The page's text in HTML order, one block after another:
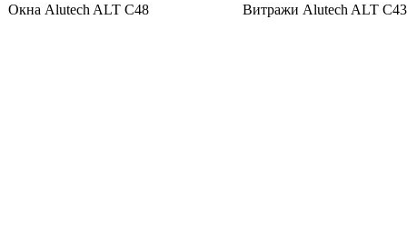
Окна Alutech ALT C48 Витражи Alutech ALT C43